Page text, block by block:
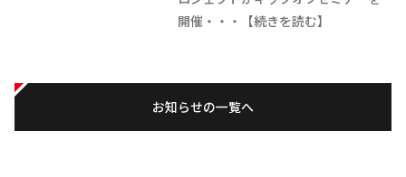
開催・・・【続きを読む】
お知らせの一覧へ